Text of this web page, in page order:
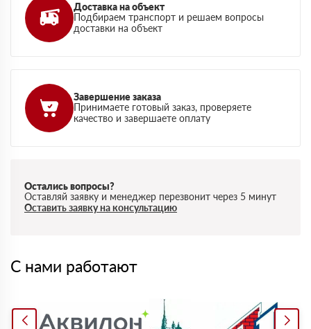
Доставка на объект
Подбираем транспорт и решаем вопросы
доставки на объект
Завершение заказа
Принимаете готовый заказ, проверяете
качество и завершаете оплату
Остались вопросы?
Оставляй заявку и менеджер перезвонит через 5 минут
Оставить заявку на консультацию
С нами работают